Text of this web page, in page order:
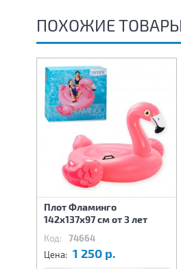
ПОХОЖИЕ
Плот Фламинго
142х137х97 см от 3 лет
Код: 74664
Цена: 1 250 р.